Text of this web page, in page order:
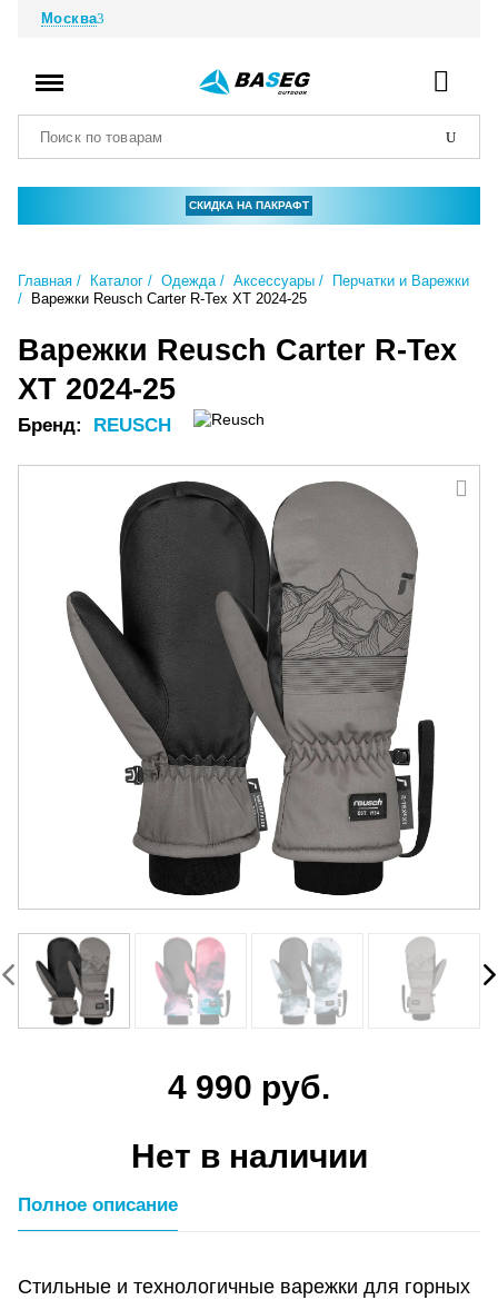
Москва
СКИДКА НА ПАКРАФТ
Главная Каталог Одежда Аксессуары
Перчатки и Варежки
Варежки Reusch Carter R-Tex XT 2024-25
Варежки Reusch Carter R-Tex
XT 2024-25
Бренд: REUSCH
4 990 руб.
Нет в наличии
Полное описание
Стильные и технологичные варежки для горных